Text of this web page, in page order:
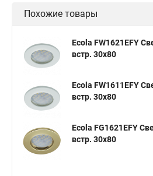
Похожие товары
Ecola FW1621EFY
встр. 30x80
Ecola FW1611EFY
встр. 30x80
Ecola FG1621EFY
встр. 30x80